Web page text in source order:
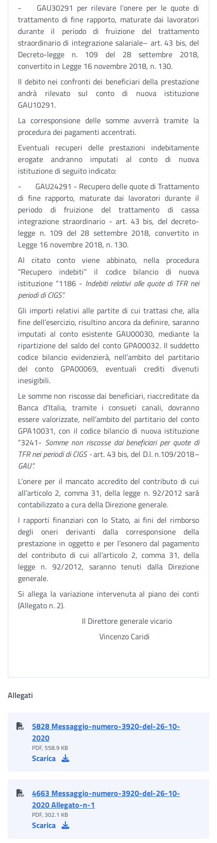
- GAU30291 per rilevare l’onere per le quote di
trattamento di fine rapporto, maturate dai lavoratori
durante il periodo di fruizione del trattamento
straordinario di integrazione salariale– art. 43 bis, del
Decreto-legge n. 109 del 28 settembre 2018,
convertito in Legge 16 novembre 2018, n. 130.
Il debito nei confronti dei beneficiari della prestazione
andrà rilevato sul conto di nuova istituzione
GAU10291.
La corresponsione delle somme avverrà tramite la
procedura dei pagamenti accentrati.
Eventuali recuperi delle prestazioni indebitamente
erogate andranno imputati al conto di nuova
istituzione di seguito indicato:
- GAU24291 - Recupero delle quote di Trattamento
di fine rapporto, maturate dai lavoratori durante il
periodo di fruizione del trattamento di cassa
integrazione straordinario - art. 43 bis, del decreto-
legge n. 109 del 28 settembre 2018, convertito in
Legge 16 novembre 2018, n. 130.
Al citato conto viene abbinato, nella procedura
“Recupero indebiti” il codice bilancio di nuova
istituzione “1186 - Indebiti relativi alle quote di TFR nei
periodi di CIGS”.
Gli importi relativi alle partite di cui trattasi che, alla
fine dell’esercizio, risultino ancora da definire, saranno
imputati al conto esistente GAU00030, mediante la
ripartizione del saldo del conto GPA00032. Il suddetto
codice bilancio evidenzierà, nell’ambito del partitario
del conto GPA00069, eventuali crediti divenuti
inesigibili.
Le somme non riscosse dai beneficiari, riaccreditate da
Banca d’Italia, tramite i consueti canali, dovranno
essere valorizzate, nell’ambito del partitario del conto
GPA10031, con il codice bilancio di nuova istituzione
“3241- Somme non riscosse dai beneficiari per quote di
TFR nei periodi di CIGS -art. 43 bis, del D.l. n.109/2018–
GAU”.
L’onere per il mancato accredito del contributo di cui
all’articolo 2, comma 31, della legge n. 92/2012 sarà
contabilizzato a cura della Direzione generale.
I rapporti finanziari con lo Stato, ai fini del rimborso
degli oneri derivanti dalla corresponsione della
prestazione in oggetto e per l’esonero dal pagamento
del contributo di cui all’articolo 2, comma 31, della
legge n. 92/2012, saranno tenuti dalla Direzione
generale.
Si allega la variazione intervenuta al piano dei conti
(Allegato n. 2).
Il Direttore generale vicario
Vincenzo Caridi
Allegati
5828 Messaggio-numero-3920-del-26-10-
2020
PDF, 558.9 KB
Scarica
4663 Messaggio-numero-3920-del-26-10-
2020 Allegato-n-1
PDF, 302.1 KB
Scarica